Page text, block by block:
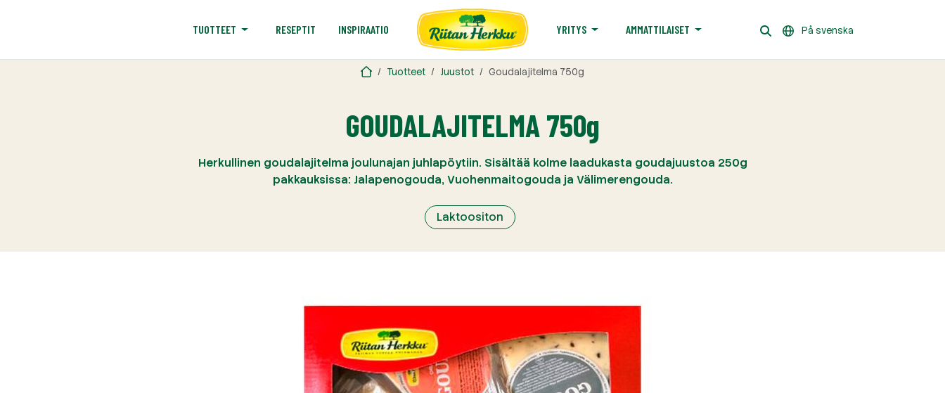
TUOTTEET RESEPTIT INSPIRAATIO YRITYS AMMATTILAISET På svenska
Tuotteet Juustot Goudalajitelma 750g
GOUDALAJITELMA 750g
Herkullinen goudalajitelma joulunajan juhlapöytiin. Sisältää kolme laadukasta goudajuustoa 250g
pakkauksissa: Jalapenogouda, Vuohenmaitogouda ja Välimerengouda.
Laktoositon